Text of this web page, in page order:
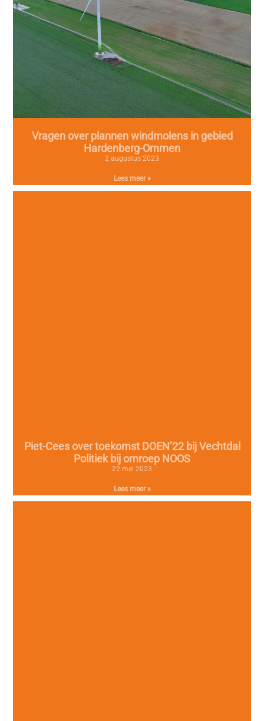
Vragen over plannen windmolens in gebied
Hardenberg-Ommen
2 augustus 2023
Lees meer »
Piet-Cees over toekomst DOEN’22 bij Vechtdal
Politiek bij omroep NOOS
22 mei 2023
Lees meer »